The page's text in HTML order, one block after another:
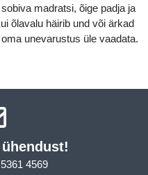
madratsi, õige padja ja
õlavalu häirib und või ärkad
unevarustus üle vaadata.
4569